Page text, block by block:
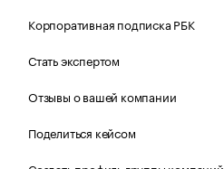
Корпоративная подписка РБК
Стать экспертом
Отзывы о вашей компании
Поделиться кейсом